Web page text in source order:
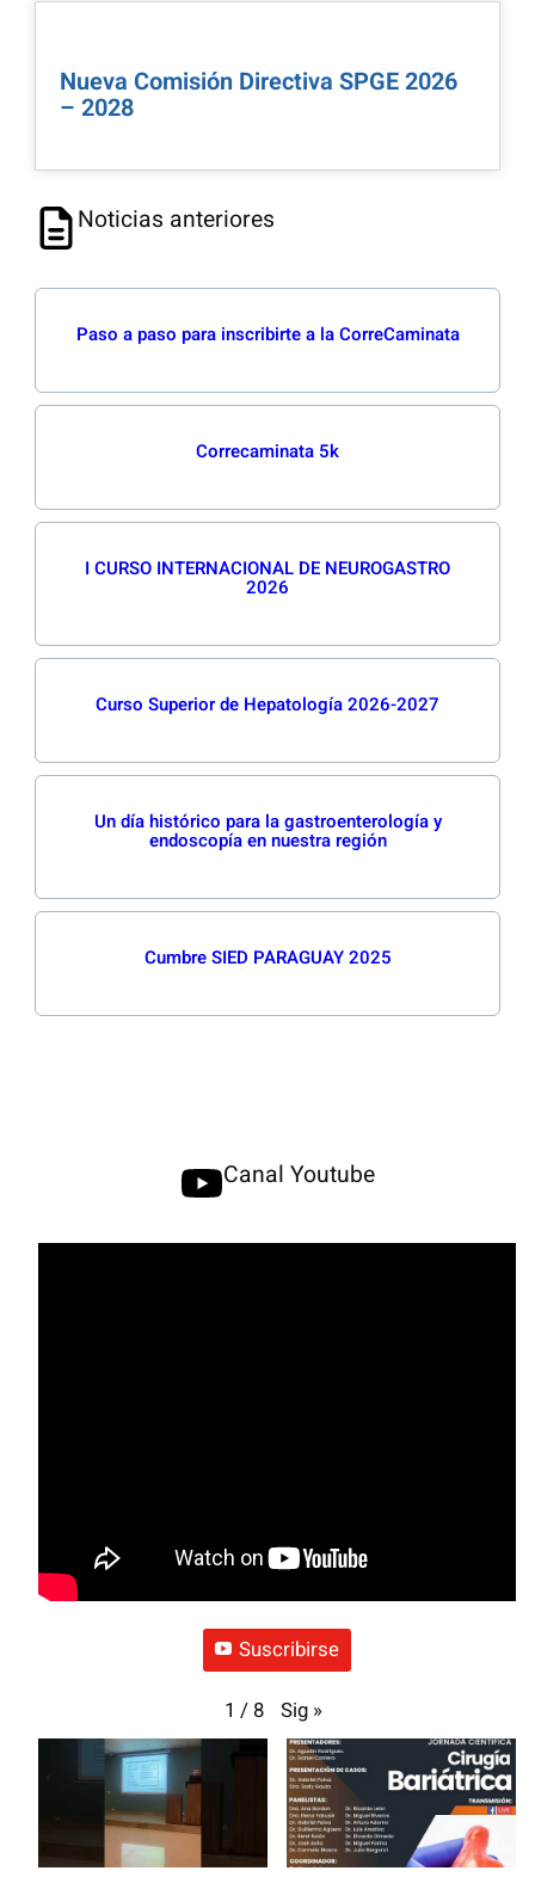
Nueva Comisión Directiva SPGE 2026
– 2028
Noticias anteriores
Paso a paso para inscribirte a la CorreCaminata
Correcaminata 5k
I CURSO INTERNACIONAL DE NEUROGASTRO
2026
Curso Superior de Hepatología 2026-2027
Un día histórico para la gastroenterología y
endoscopía en nuestra región
Cumbre SIED PARAGUAY 2025
Canal Youtube
Suscribirse
1 / 8 Sig »